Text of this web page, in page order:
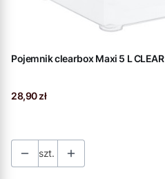
Pojemnik clearbox Maxi 5 L CLEAR
Cena
28,90 zł
szt.